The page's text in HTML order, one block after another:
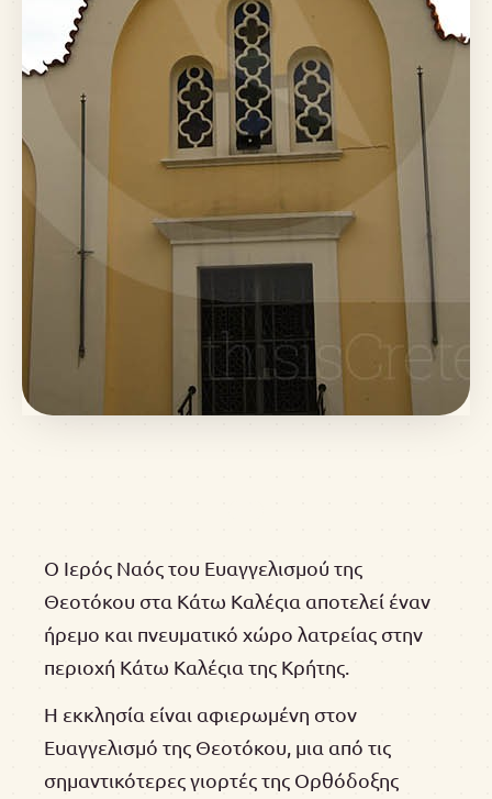
Ο Ιερός Ναός του Ευαγγελισμού της
Θεοτόκου στα Κάτω Καλέςια αποτελεί έναν
ήρεμο και πνευματικό χώρο λατρείας στην
περιοχή Κάτω Καλέςια της Κρήτης.
Η εκκλησία είναι αφιερωμένη στον
Ευαγγελισμό της Θεοτόκου, μια από τις
σημαντικότερες γιορτές της Ορθόδοξης